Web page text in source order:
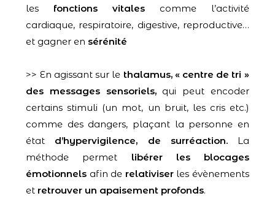
les fonctions vitales comme l’activité
cardiaque, respiratoire, digestive, reproductive…
et gagner en sérénité
>> En agissant sur le thalamus, « centre de tri »
des messages sensoriels, qui peut encoder
certains stimuli (un mot, un bruit, les cris etc.)
comme des dangers, plaçant la personne en
état d’hypervigilence, de surréaction. La
méthode permet libérer les blocages
émotionnels afin de relativiserles évènements
et retrouver un apaisement profonds.